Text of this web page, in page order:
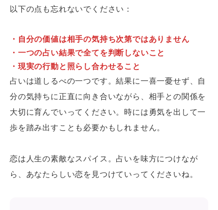
以下の点も忘れないでください：
・自分の価値は相手の気持ち次第ではありません
・一つの占い結果で全てを判断しないこと
・現実の行動と照らし合わせること
占いは道しるべの一つです。結果に一喜一憂せず、自
分の気持ちに正直に向き合いながら、相手との関係を
大切に育んでいってください。時には勇気を出して一
歩を踏み出すことも必要かもしれません。
恋は人生の素敵なスパイス。占いを味方につけなが
ら、あなたらしい恋を見つけていってくださいね。